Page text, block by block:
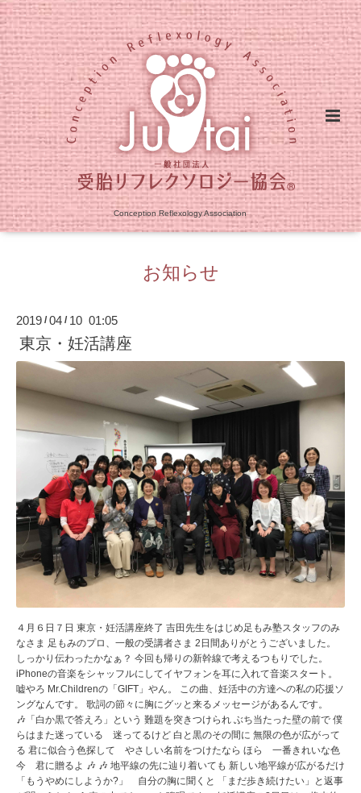
Conception Reflexology Association
お知らせ
2019 /04 / 10 01:05
東京・妊活講座
４月６日７日 東京・妊活講座終了 吉田先生をはじめ足もみ塾スタッフのみ
なさま 足もみのプロ、一般の受講者さま 2日間ありがとうございました。
しっかり伝わったかなぁ？ 今回も帰りの新幹線で考えるつもりでした。
iPhoneの音楽をシャッフルにしてイヤフォンを耳に入れて音楽スタート。
嘘やろ Mr.Childrenの「GIFT」やん。 この曲、妊活中の方達への私の応援ソ
ングなんです。 歌詞の節々に胸にグッと来るメッセージがあるんです。
🎶「白か黒で答えろ」という 難題を突きつけられ ぶち当たった壁の前で 僕
らはまた迷っている 迷ってるけど 白と黒のその間に 無限の色が広がって
る 君に似合う色探して やさしい名前をつけたなら ほら 一番きれいな色
今 君に贈るよ 🎶 🎶 地平線の先に辿り着いても 新しい地平線が広がるだけ
「もうやめにしようか?」 自分の胸に聞くと 「まだ歩き続けたい」と返事